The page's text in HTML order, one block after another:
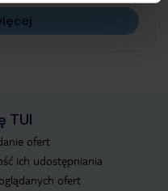
TUI
ofert
ich udostępniania
ofert